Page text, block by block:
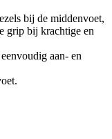
bij de middenvoet,
grip bij krachtige en
aan- en